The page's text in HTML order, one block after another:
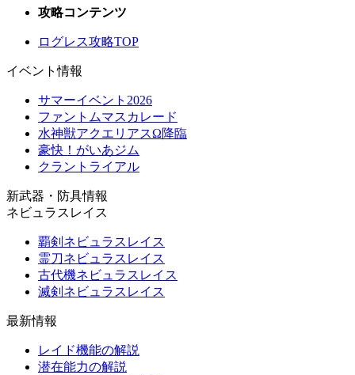
攻略コンテンツ
ログレス攻略TOP
イベント情報
サマーイベント2026
ファントムマスカレード
水神獣アクエリアスΩ降臨
豪快！がいあジム
クラントライアル
新武器・防具情報
ネビュラスレイス
覇剣ネビュラスレイス
霊刀ネビュラスレイス
古代機ネビュラスレイス
滅剣ネビュラスレイス
最新情報
レイド機能の解説
潜在能力の解説